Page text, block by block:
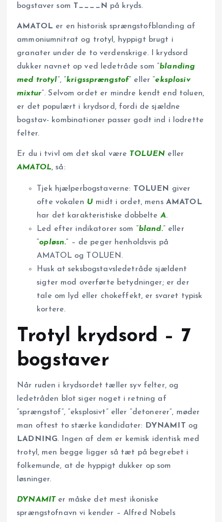
bogstaver som T____N på kryds.
AMATOL er en historisk sprængstof­blanding af
ammonium­nitra­t og trotyl, hyppigt brugt i
granater under de to verdenskrige. I krydsord
dukker navnet op ved ledetråde som “blanding
med trotyl”, “krigssprængstof” eller “eksplosiv
mixtur”. Selvom ordet er mindre kendt end toluen,
er det populært i krydsord, fordi de sjældne
bogstav- kombinationer passer godt ind i lodrette
felter.
Er du i tvivl om det skal være TOLUEN eller
AMATOL, så:
Tjek hjælperbogstaverne: TOLUEN giver
ofte vokalen U midt i ordet, mens AMATOL
har det karakteristiske dobbelte A.
Led efter indikatorer som “bland.” eller
“opløsn.” – de peger henholdsvis på
AMATOL og TOLUEN.
Husk at seksbogstavs­ledetråde sjældent
sigter mod overførte betydninger; er der
tale om lyd eller chok­effekt, er svaret typisk
kortere.
Trotyl krydsord – 7
bogstaver
Når ruden i krydsordet tæller syv felter, og
ledetråden blot siger noget i retning af
“sprængstof”, “eksplosivt” eller “detonerer”, møder
man oftest to stærke kandidater:
DYNAMIT og
LADNING. Ingen af dem er kemisk identisk med
trotyl, men begge ligger så tæt på begrebet i
folkemunde, at de hyppigt dukker op som
løsninger.
DYNAMITer måske det mest ikoniske
sprængstofnavn vi kender – Alfred Nobels